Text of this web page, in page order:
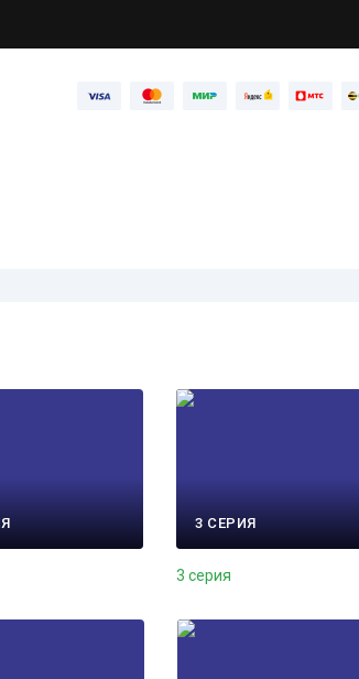
3 СЕРИЯ
3 серия